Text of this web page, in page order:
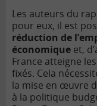
Les auteurs du
pour eux, il est
réduction de
économique et,
France atteigne les
fixés. Cela
la mise en œuvre
à la politique